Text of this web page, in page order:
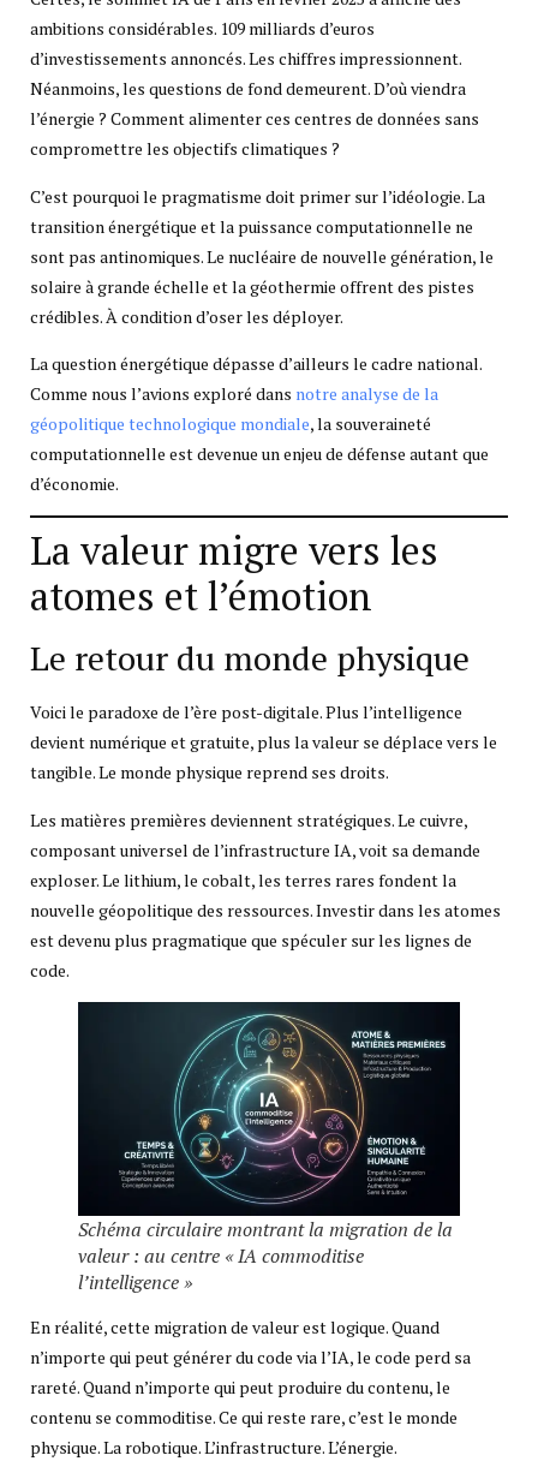
ambitions considérables. 109 milliards d’euros
d’investissements annoncés. Les chiffres impressionnent.
Néanmoins, les questions de fond demeurent. D’où viendra
l’énergie ? Comment alimenter ces centres de données sans
compromettre les objectifs climatiques ?
C’est pourquoi le pragmatisme doit primer sur l’idéologie. La
transition énergétique et la puissance computationnelle ne
sont pas antinomiques. Le nucléaire de nouvelle génération, le
solaire à grande échelle et la géothermie offrent des pistes
crédibles. À condition d’oser les déployer.
La question énergétique dépasse d’ailleurs le cadre national.
Comme nous l’avions exploré dans notre analyse de la
géopolitique technologique mondiale, la souveraineté
computationnelle est devenue un enjeu de défense autant que
d’économie.
La valeur migre vers les
atomes et l’émotion
Le retour du monde physique
Voici le paradoxe de l’ère post-digitale. Plus l’intelligence
devient numérique et gratuite, plus la valeur se déplace vers le
tangible. Le monde physique reprend ses droits.
Les matières premières deviennent stratégiques. Le cuivre,
composant universel de l’infrastructure IA, voit sa demande
exploser. Le lithium, le cobalt, les terres rares fondent la
nouvelle géopolitique des ressources. Investir dans les atomes
est devenu plus pragmatique que spéculer sur les lignes de
code.
Schéma circulaire montrant la migration de la
valeur : au centre « IA commoditise
l’intelligence »
En réalité, cette migration de valeur est logique. Quand
n’importe qui peut générer du code via l’IA, le code perd sa
rareté. Quand n’importe qui peut produire du contenu, le
contenu se commoditise. Ce qui reste rare, c’est le monde
physique. La robotique. L’infrastructure. L’énergie.